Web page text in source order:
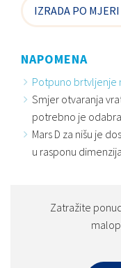
IZRADA PO MJERI
NAPOMENA
Potpuno brtvljenje
Smjer otvaranja
potrebno je
Mars D za nišu je
u rasponu
Zatražite